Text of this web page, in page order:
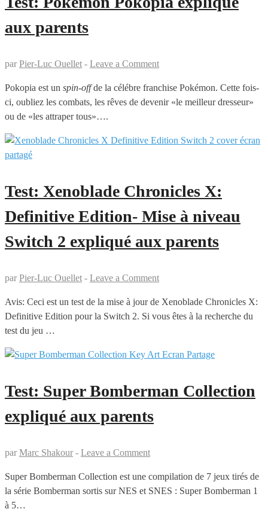
aux parents
par Pier-Luc Ouellet - Leave a Comment
Pokopia est un spin-offde la célébre franchise Pokémon. Cette fois-
ci, oubliez les combats, les rêves de devenir «le meilleur dresseur»
ou de «les attraper tous»….
Test: Xenoblade Chronicles X:
Definitive Edition- Mise à niveau
Switch 2 expliqué aux parents
par Pier-Luc Ouellet - Leave a Comment
Avis: Ceci est un test de la mise à jour de Xenoblade Chronicles X:
Definitive Edition pour la Switch 2. Si vous êtes à la recherche du
test du jeu …
Test: Super Bomberman Collection
expliqué aux parents
par Marc Shakour - Leave a Comment
Super Bomberman Collection est une compilation de 7 jeux tirés de
la série Bomberman sortis sur NES et SNES : Super Bomberman 1
à 5…